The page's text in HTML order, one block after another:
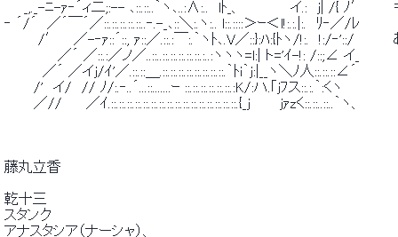
_,._-ﾆ-ｧ‐´ィ二;:-- ､::.::..｀ヽ､..:∧:..　lﾄ_、　　　　　イ.:　j| /{ ﾉ′　
‐ ´/´　／´￣´／::.::.::.::.::..‐.-_､::＼:.ヽ:.. l::.::::＞ｰ＜l!:.:.|:.　ﾘ‐／/ﾚ
/′　 ／-‐ｧ::´::, ｧ::／.::.:￣:.｀ヽﾄ､.V／::}:ﾊ:{ﾄヽ/!:.　!:/‐'::/　　　
／´ ／::.:／ノ／..::..::.::.::.::.::.:..:ヽヽヽ=l:| ト='ｲ-!: /::;∠ イ_
／´ ／イj/ｲ'／.::.::＿.::.::.::.::.::.::.::.::.｀ﾄi｀j:|__ヽ＼ﾉ人::.::.::∠´
/'　イ/　// ﾉ/:.‐..´...::.......ｰ ::.::.::.::.::.::.:K/:ハ.｢jﾌス::.:.｀:くヽ
／//　　 ／ｲ.::.::.::.::.::.::.::.::.::.::.::.::.::.::.::.::.{_j　　　jｧzく::.::..::..｀ヽ、
藤丸立香
乾十三
スタンク
アナスタシア（ナーシャ）、